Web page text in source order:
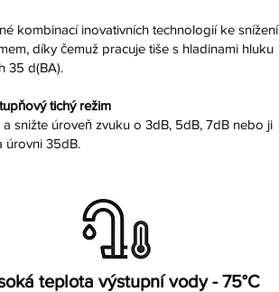
kombinací inovativních technologií ke snížení
díky čemuž pracuje tiše s hladinami hluku
35 d(BA).
tichý režim
snižte úroveň zvuku o 3dB, 5dB, 7dB nebo ji
úrovni 35dB.
teplota výstupní vody - 75°C